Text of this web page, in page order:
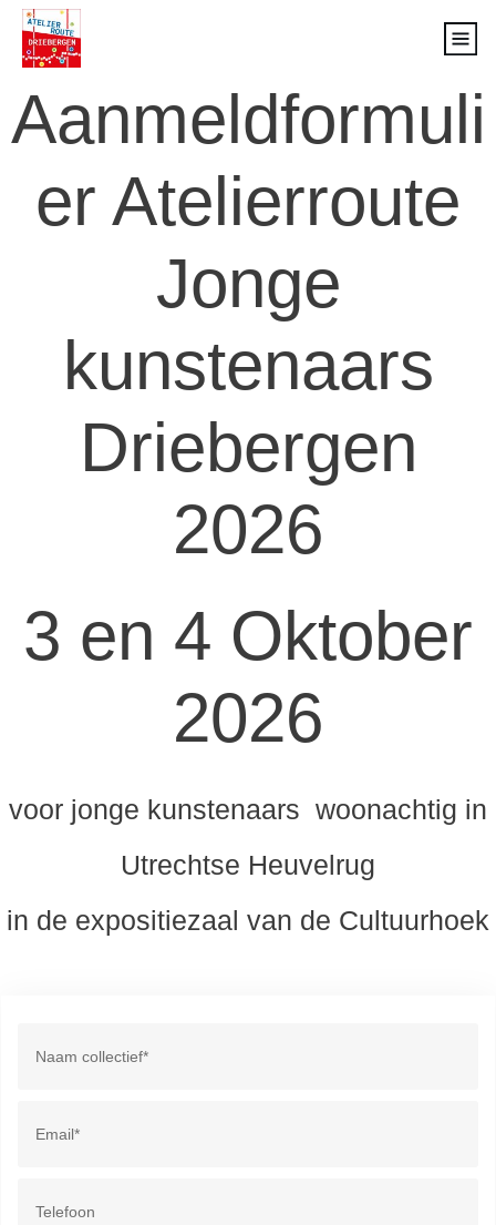
Aanmeldformuli
er Atelierroute
Jonge
kunstenaars
Driebergen
2026
3 en 4 Oktober
2026
voor jonge kunstenaars woonachtig in
Utrechtse Heuvelrug
in de expositiezaal van de Cultuurhoek